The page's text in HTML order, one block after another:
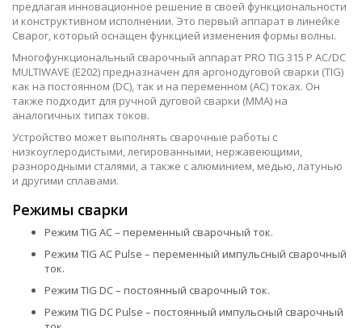
предлагая инновационное решение в своей функциональности
и конструктивном исполнении. Это первый аппарат в линейке
Сварог, который оснащен функцией изменения формы волны.
Многофункциональный сварочный аппарат PRO TIG 315 P AC/DC
MULTIWAVE (E202) предназначен для аргонодуговой сварки (TIG)
как на постоянном (DC), так и на переменном (AC) токах. Он
также подходит для ручной дуговой сварки (MMA) на
аналогичных типах токов.
Устройство может выполнять сварочные работы с
низкоуглеродистыми, легированными, нержавеющими,
разнородными сталями, а также с алюминием, медью, латунью
и другими сплавами.
Режимы сварки
Режим TIG AC – переменный сварочный ток.
Режим TIG AC Pulse – переменный импульсный сварочный
ток.
Режим TIG DC – постоянный сварочный ток.
Режим TIG DC Pulse – постоянный импульсный сварочный